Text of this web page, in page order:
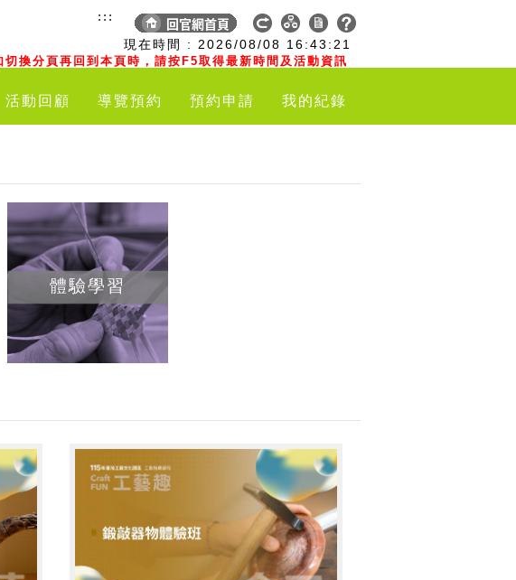
現在時間 : 2026/08/08 16:43:22
切換分頁再回到本頁時，請按F5取得最新時間及活動資訊
:::
活動回顧 導覽預約 預約申請 我的紀錄
體驗學習